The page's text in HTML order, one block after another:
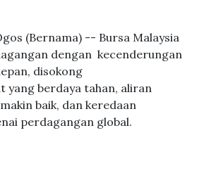
(Bernama) -- Bursa Malaysia
dengan kecenderungan
disokong
yang berdaya tahan, aliran
baik, dan keredaan
perdagangan global.